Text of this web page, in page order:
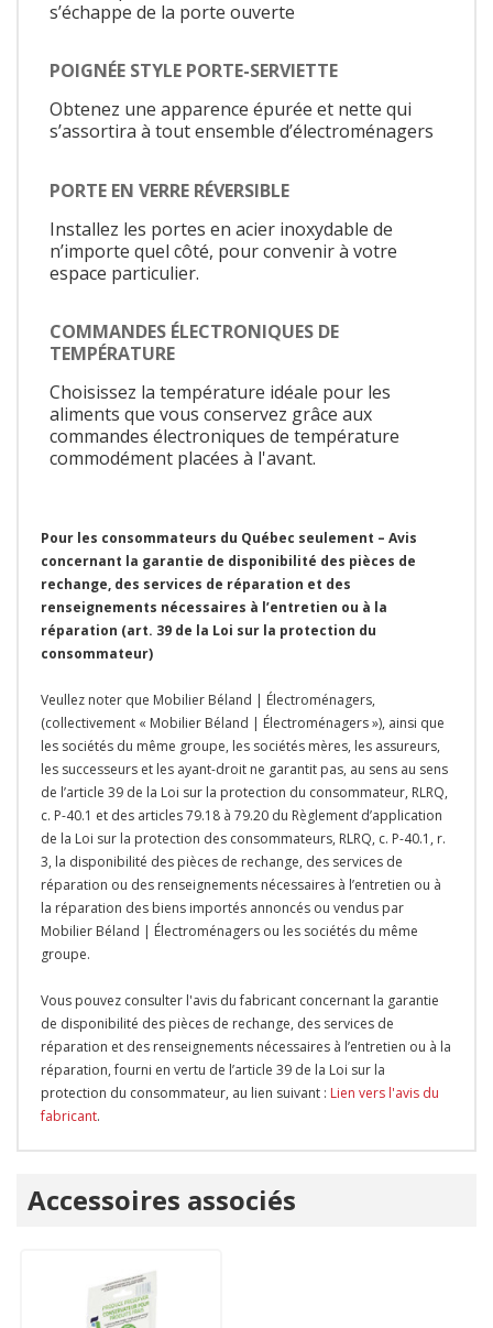
s’échappe de la porte ouverte
POIGNÉE STYLE PORTE-SERVIETTE
Obtenez une apparence épurée et nette qui
s’assortira à tout ensemble d’électroménagers
PORTE EN VERRE RÉVERSIBLE
Installez les portes en acier inoxydable de
n’importe quel côté, pour convenir à votre
espace particulier.
COMMANDES ÉLECTRONIQUES DE
TEMPÉRATURE
Choisissez la température idéale pour les
aliments que vous conservez grâce aux
commandes électroniques de température
commodément placées à l'avant.
Pour les consommateurs du Québec seulement – Avis
concernant la garantie de disponibilité des pièces de
rechange, des services de réparation et des
renseignements nécessaires à l’entretien ou à la
réparation (art. 39 de la Loi sur la protection du
consommateur)
Veullez noter que Mobilier Béland | Électroménagers,
(collectivement « Mobilier Béland | Électroménagers »), ainsi que
les sociétés du même groupe, les sociétés mères, les assureurs,
les successeurs et les ayant-droit ne garantit pas, au sens au sens
de l’article 39 de la Loi sur la protection du consommateur, RLRQ,
c. P-40.1 et des articles 79.18 à 79.20 du Règlement d’application
de la Loi sur la protection des consommateurs, RLRQ, c. P-40.1, r.
3, la disponibilité des pièces de rechange, des services de
réparation ou des renseignements nécessaires à l’entretien ou à
la réparation des biens importés annoncés ou vendus par
Mobilier Béland | Électroménagers ou les sociétés du même
groupe.
Vous pouvez consulter l'avis du fabricant concernant la garantie
de disponibilité des pièces de rechange, des services de
réparation et des renseignements nécessaires à l’entretien ou à la
réparation, fourni en vertu de l’article 39 de la Loi sur la
protection du consommateur, au lien suivant : Lien vers l'avis du
fabricant.
personnalisé
Accessoires associés